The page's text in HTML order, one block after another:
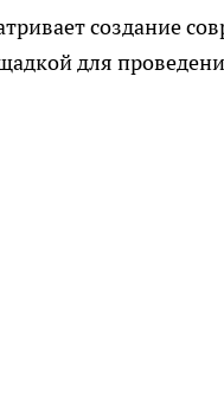
создание
для